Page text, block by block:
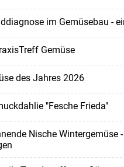
im Gemüsebau -
Gemüse
des Jahres 2026
"Fesche Frieda"
Nische Wintergemüse